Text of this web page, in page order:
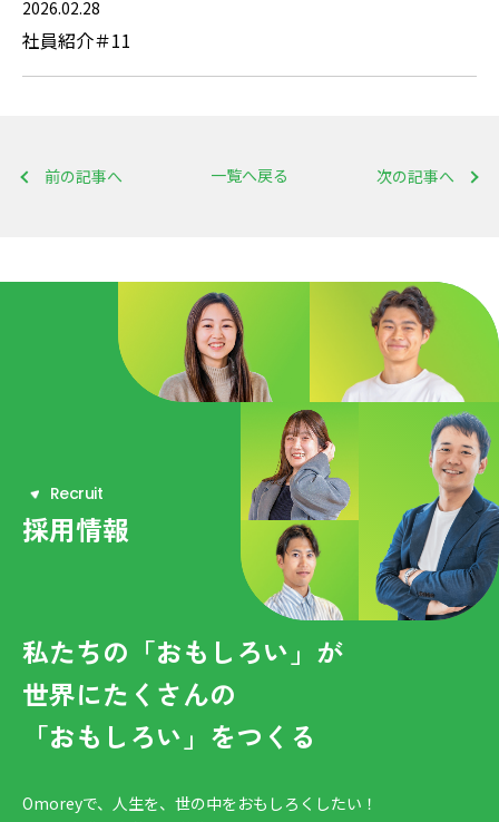
2026.02.28
社員紹介＃11
前の記事へ 次の記事へ
一覧へ戻る
Recruit
採用情報
私たちの「おもしろい」が
世界にたくさんの
「おもしろい」をつくる
Omoreyで、人生を、世の中をおもしろくしたい！